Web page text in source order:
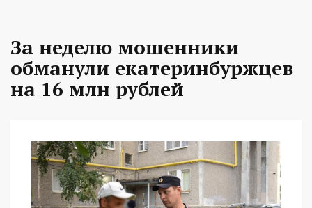
За неделю мошенники
обманули екатеринбуржцев
на 16 млн рублей